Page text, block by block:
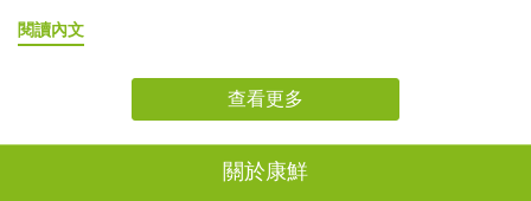
用保養品不同，口服 PDRN 需要經過消化系統分解與吸收，因此不
— 口服 PDRN 的吸收機制PDRN 屬於高分子聚合物。食用後，會在
消化過程中受到核酸酶（DNase）作用，逐步分解為較小的核苷酸
或核苷單元，其中一部分再經由消化道吸收。一般認為，實際參與
吸收與代謝的主要並非完整 PDRN 分子，而是經消化後形成的基礎
常 24～48 小時內緩解。●瘀青：針頭可能造成微血管破裂，持續 3
呼吸不適等異常狀況，應盡快聯絡原施作院所，由醫師進一步評
估。— 哪些族群施作前要特別留意？●懷孕或哺乳中：缺乏孕婦安
全性研究，建議避免。●對魚類蛋白質過敏者：主成分源自鮭魚，
有過敏史者術前需告知醫師。●服用抗凝血藥物或有出血體質者：
較於一般膠原蛋白胜肽約 500～5,000 Da 的分子量，三胜肽僅約
定的代謝特性。不過也要留意，市面上標示「三胜肽」的產品，原
料品質、純度及實際三胜肽含量可能有所差異。挑選產品時，除了
留意是否使用三胜肽原料，也建議一併確認原料來源、含量標示及
是否具備第三方檢驗，更能作為選購時的參考依據。— 二胜肽 vs 三
要時間重新對齊，反而可能讓平日恢復起來更吃力。固定起床時
間，通常比補眠更能維持睡眠品質。Q10睡眠相關的營養補充品，
像番紅花，有用嗎？需要吃嗎？多個隨機對照試驗顯示番紅花萃取
物有助於睡眠品質與睡眠時間的改善，是目前研究支持較多的天然
也不能取代醫療診斷。如果作息、光線、環境都還沒調整，通常建
機對照試驗、總計 379 名受試者的數據，結論指出番紅花對睡眠時
間產生類似的放鬆效果。2021 年發表於《Nutrients》的雙盲隨機對
照試驗，讓 66 名受試者連續 6 週每天補充 15.5 毫克番紅花萃取
物，結果顯示補充組在睡眠品質量表（PSQI）上的入睡時間、睡眠
時長與整體評分都有改善，安慰劑組則沒有觀察到相同變化。2025
是感覺上的舒適而已，而是可以被測量、也可以被具體改善的變
02常見問題 FAQ很多人以為睡眠環境是「感覺」問題，喜不喜歡這
可以被量化的，而且影響的幅度並不小。 8 個行動清單— 1. 把室溫
調到偏涼2025 年發表於《Indoor Air》的綜述整理多年研究後指
閱讀內文
查看更多
關於康鮮